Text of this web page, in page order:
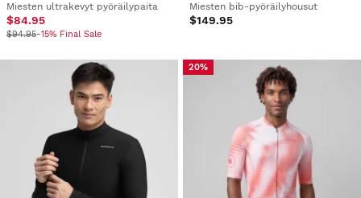
Miesten ultrakevyt pyöräilypaita
$84.95
$94.95-15% Final Sale
Miesten bib-pyöräilyhousut
$149.95
20%